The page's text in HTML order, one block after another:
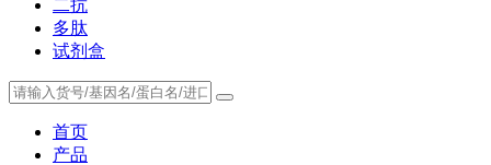
二抗
多肽
试剂盒
首页
产品